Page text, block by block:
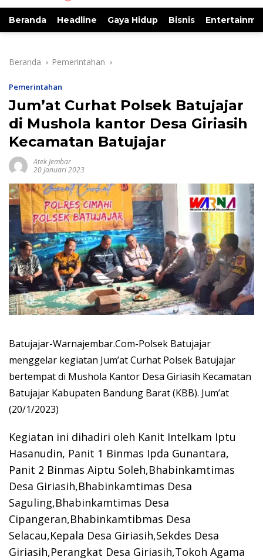
Beranda Headline Gaya Hidup Bisnis
Beranda Pemerintahan
Pemerintahan
Jum’at Curhat Polsek Batujajar
di Mushola kantor Desa Giriasih
Kecamatan Batujajar
Atek Jembar
20 Januari 2023
Batujajar-Warnajembar.Com-Polsek Batujajar
menggelar kegiatan Jum’at Curhat Polsek Batujajar
bertempat di Mushola Kantor Desa Giriasih Kecamatan
Batujajar Kabupaten Bandung Barat (KBB). Jum’at
(20/1/2023)
Kegiatan ini dihadiri oleh Kanit Intelkam Iptu
Hasanudin, Panit 1 Binmas Ipda Gunantara,
Panit 2 Binmas Aiptu Soleh,Bhabinkamtimas
Desa Giriasih,Bhabinkamtimas Desa
Saguling,Bhabinkamtimas Desa
Cipangeran,Bhabinkamtibmas Desa
Selacau,Kepala Desa Giriasih,Sekdes Desa
Giriasih,Perangkat Desa Giriasih,Tokoh Agama